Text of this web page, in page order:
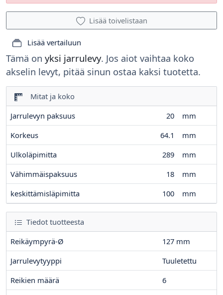
Tämä on yksi jarrulevy. Jos aiot vaihtaa koko
akselin levyt, pitää sinun ostaa kaksi tuotetta.
Mitat ja koko
Jarrulevyn paksuus
20
mm
Korkeus
64.1
mm
Ulkoläpimitta
289
mm
Vähimmäispaksuus
18
mm
keskittämisläpimitta
100 mm
Tiedot tuotteesta
Reikäympyrä-Ø
127 mm
Jarrulevytyyppi
Tuuletettu
Reikien määrä
6
Lisää toivelistaan
Lisää vertailuun